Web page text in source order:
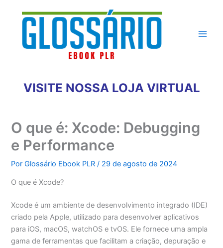
conteúdo
VISITE NOSSA LOJA VIRTUAL
O que é: Xcode: Debugging
e Performance
PorGlossário Ebook PLR/ 29 de agosto de 2024
O que é Xcode?
Xcode é um ambiente de desenvolvimento integrado (IDE)
criado pela Apple, utilizado para desenvolver aplicativos
para iOS, macOS, watchOS e tvOS. Ele fornece uma ampla
gama de ferramentas que facilitam a criação, depuração e